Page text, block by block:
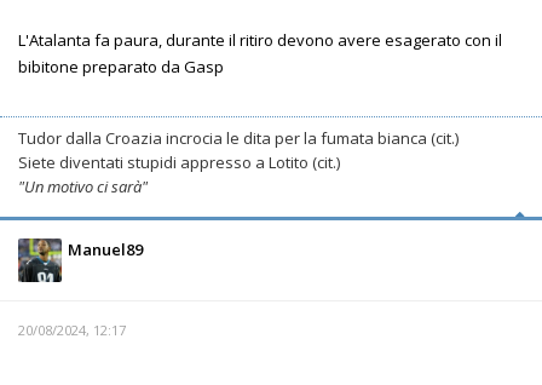
L'Atalanta fa paura, durante il ritiro devono avere esagerato con il
bibitone preparato da Gasp
Tudor dalla Croazia incrocia le dita per la fumata bianca (cit.)
Siete diventati stupidi appresso a Lotito (cit.)
"Un motivo ci sarà"
Manuel89
20/08/2024, 12:17